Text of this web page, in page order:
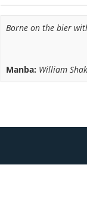
Borne on the bier
Manba: William